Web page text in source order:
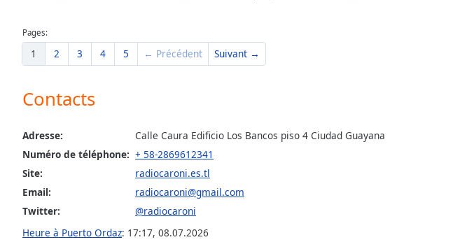
close
window.
Color
Background
Color
Pages:
1 2 3 4 5 ← Précédent Suivant →
Contacts
Adresse:
Calle Caura Edificio Los Bancos piso 4 Ciudad Guayana
Numéro de téléphone: + 58-2869612341
Site:
radiocaroni.es.tl
Email:
radiocaroni@gmail.com
Twitter:
@radiocaroni
Heure à Puerto Ordaz: 17:17, 08.07.2026